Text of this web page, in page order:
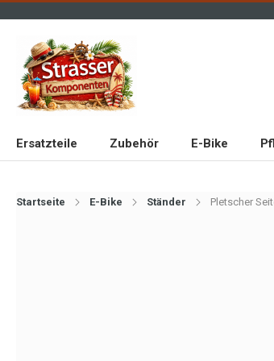
Ersatzteile Zubehör E-Bike
Startseite E-Bike Ständer Pletscher